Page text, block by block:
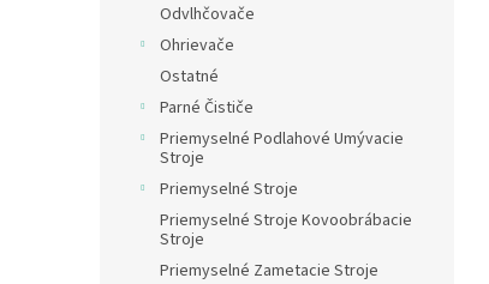
Odvlhčovače
Ohrievače
Ostatné
Parné Čističe
Priemyselné Podlahové Umývacie
Stroje
Priemyselné Stroje
Priemyselné Stroje Kovoobrábacie
Stroje
Priemyselné Zametacie Stroje